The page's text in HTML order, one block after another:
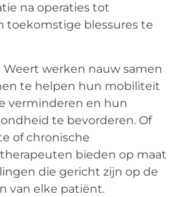
na operaties tot
toekomstige blessures te
werken nauw samen
te helpen hun mobiliteit
verminderen en hun
te bevorderen. Of
of chronische
bieden op maat
die gericht zijn op de
van elke patiënt.